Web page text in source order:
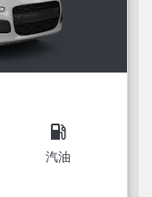
local_gas_station
汽油